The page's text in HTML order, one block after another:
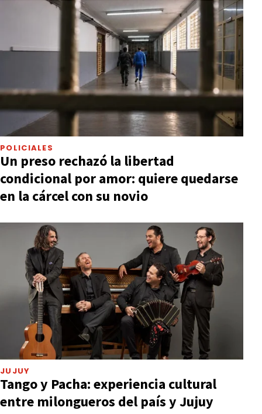
POLICIALES
Un preso rechazó la libertad
condicional por amor: quiere quedarse
en la cárcel con su novio
JUJUY
Tango y Pacha: experiencia cultural
entre milongueros del país y Jujuy